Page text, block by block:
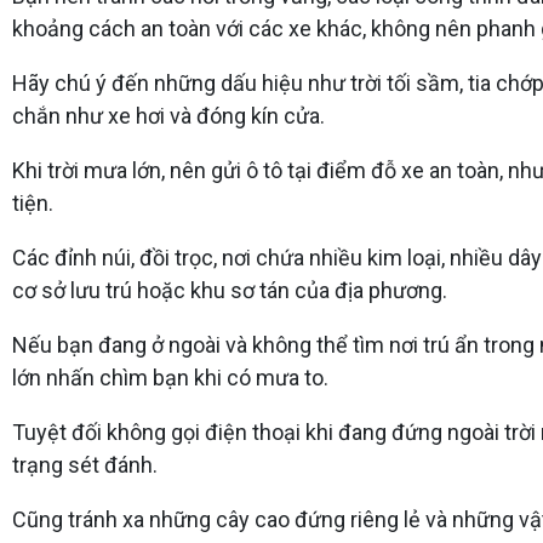
khoảng cách an toàn với các xe khác, không nên
Hãy chú ý đến những dấu hiệu như trời tối sầm, tia
chắn như xe hơi và đóng kín cửa.
Khi trời mưa lớn, nên gửi ô tô tại điểm đỗ xe an toàn,
tiện.
Các đỉnh núi, đồi trọc, nơi chứa nhiều kim loại, nhiều
cơ sở lưu trú hoặc khu sơ tán của địa phương.
Nếu bạn đang ở ngoài và không thể tìm nơi trú ẩn
lớn nhấn chìm bạn khi có mưa to.
Tuyệt đối không gọi điện thoại khi đang đứng ngoài
trạng sét đánh.
Cũng tránh xa những cây cao đứng riêng lẻ và những